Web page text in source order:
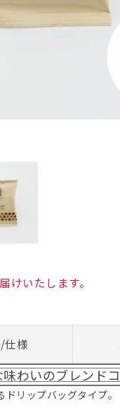
けいたします。
仕様
わいのブレンド
リップバッグタイプ。